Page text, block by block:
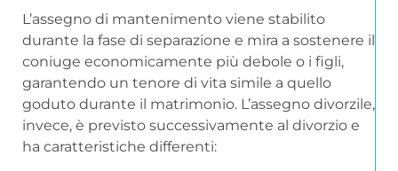
L’assegno di mantenimento viene stabilito
durante la fase di separazione e mira a sostenere il
coniuge economicamente più debole o i figli,
garantendo un tenore di vita simile a quello
goduto durante il matrimonio. L’assegno divorzile,
invece, è previsto successivamente al divorzio e
ha caratteristiche differenti: